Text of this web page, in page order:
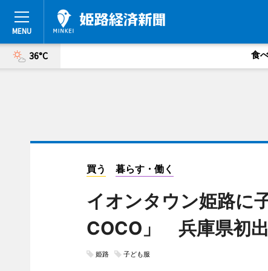
36°C 食
買う 暮らす・働く
イオンタウン姫路に
COCO」 兵庫県初
姫路 子ども服